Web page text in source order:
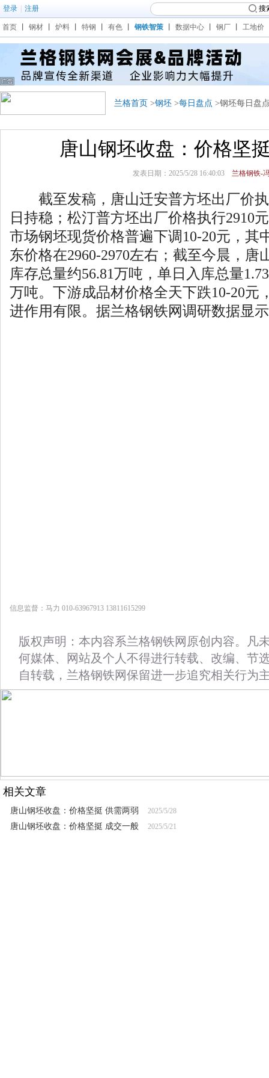
登录 注册 搜
首页 钢材 炉料 特钢 有色 钢铁智策 数据中心 钢厂 工地价
兰格首页 >钢坯 >每日盘点 >钢坯每日盘
唐山钢坯收盘：价格坚
发表日期：2025/5/28 16:40:03兰格钢铁-
截至发稿，唐山迁安普方坯出厂价执
日持稳；松汀普方坯出厂价格执行2910
市场钢坯现货价格普遍下调10-20元，其
东价格在2960-2970左右；截至今晨，唐
库存总量约56.81万吨，单日入库总量
万吨。下游成品材价格全天下跌10-20元
进作用有限。据兰格钢铁网调研数据显
信息监督：马力 010-63967913 13811615299
版权声明：本内容系兰格钢铁网原创内容。凡
何媒体、网站及个人不得进行转载、改编、节
自转载，兰格钢铁网保留进一步追究相关行为
相关文章
唐山钢坯收盘：价格坚挺 供需两弱 2025/5/28
唐山钢坯收盘：价格坚挺 成交一般 2025/5/21